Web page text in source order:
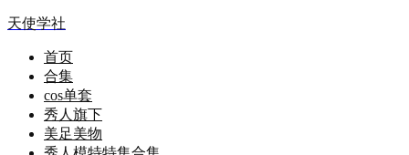
天使学社
首页
合集
cos单套
秀人旗下
美足美物